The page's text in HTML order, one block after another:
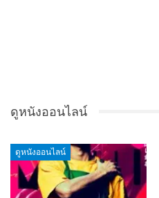
ดูหนังออนไลน์
ดูหนังออนไลน์